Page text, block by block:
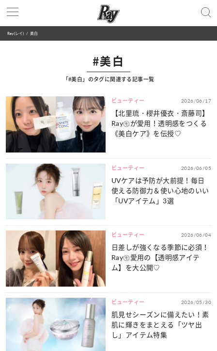
Ray(レイ) 美白
#美白
「#美白」のタグに関連する記事一覧
ビューティー 2026/06/17
【北里琉・櫻井優衣・斎藤司】
Ray㋲が愛用！透明感をつくる
《美白ケア》を伝授♡
ビューティー 2026/06/05
UVケアは予防が大前提！毎日
使える防御力＆使い心地のいい
「UVアイテム」3選
ビューティー 2026/06/04
日差しが強くなる季節に必須！
Ray㋲愛用の【透明感アイテ
ム】を大公開♡
ビューティー 2026/05/30
肌見せシーズンに備えたい！素
肌に輝きをまとえる「ツヤ出
し」アイテム特集